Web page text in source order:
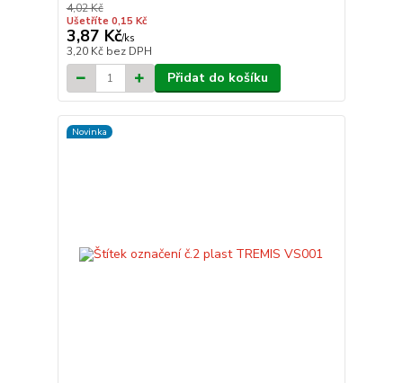
4,02 Kč
Ušetříte 0,15 Kč
3,87 Kč/ks
3,20 Kč bez DPH
Přidat do košíku
Novinka